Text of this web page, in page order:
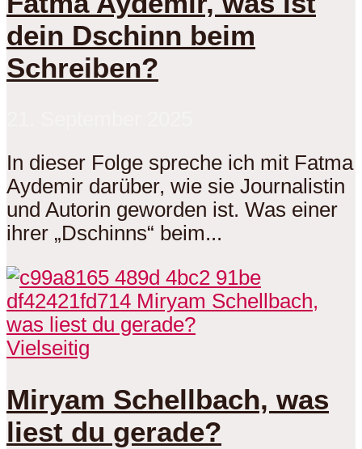
dein Dschinn beim
Schreiben?
In dieser Folge spreche ich mit Fatma
Aydemir darüber, wie sie Journalistin
und Autorin geworden ist. Was einer
ihrer „Dschinns“ beim...
Vielseitig
Miryam Schellbach, was
liest du gerade?